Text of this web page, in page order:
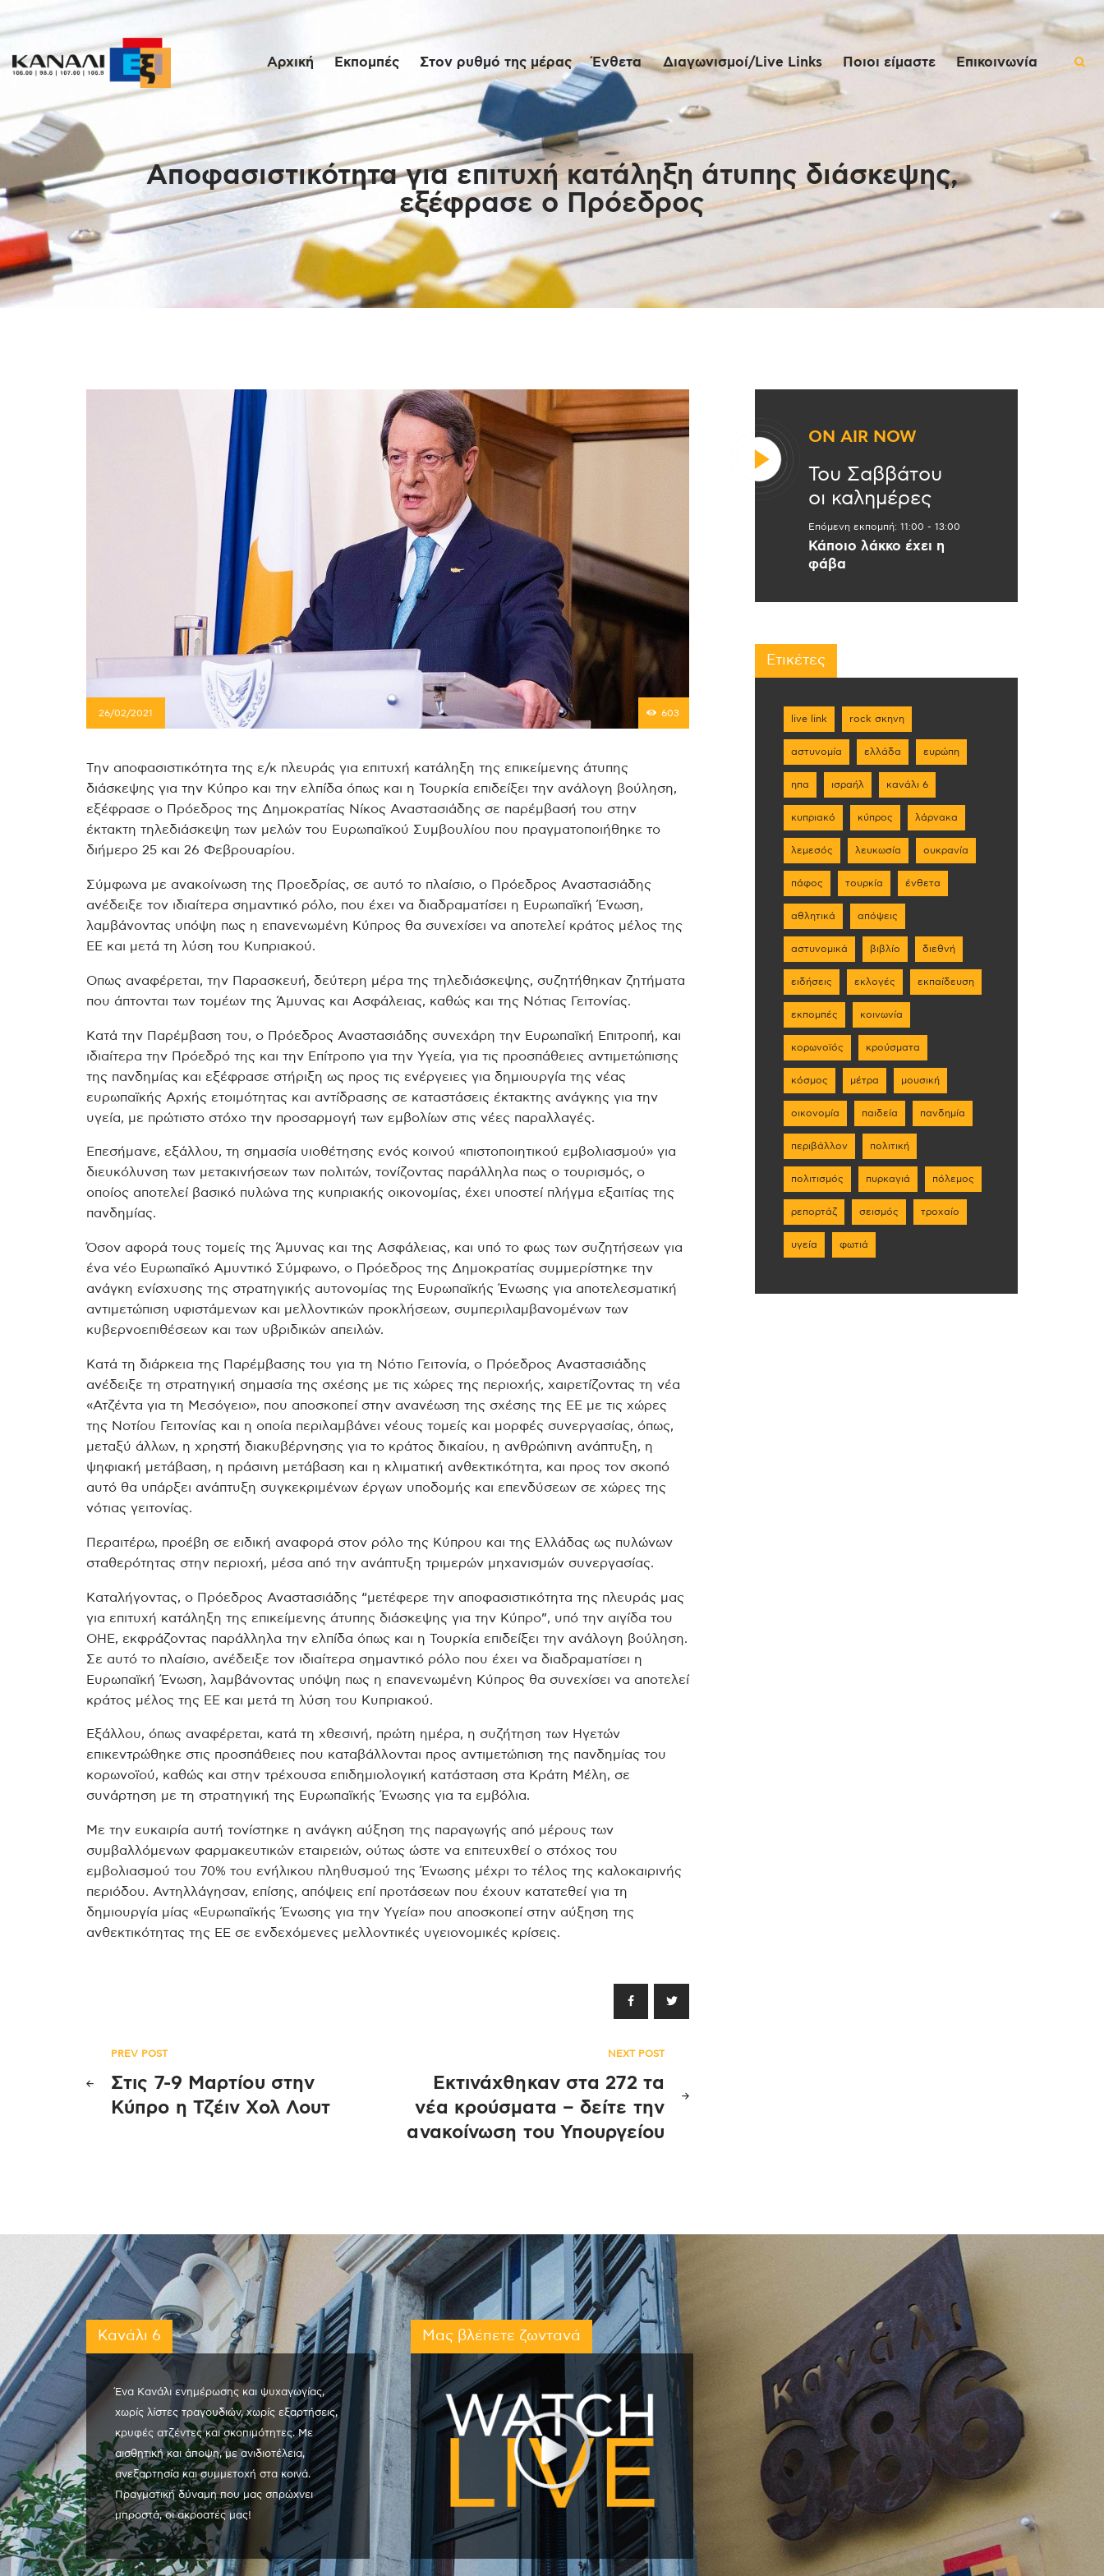
Αρχική Εκπομπές Στον ρυθμό της μέρας Ένθετα Διαγωνισμοί/Live Links Ποιοι είμαστε Επικοινωνία
Αποφασιστικότητα για επιτυχή κατάληξη άτυπης διάσκεψης,
εξέφρασε ο Πρόεδρος
Αρχική
Εκπομπές
Στον ρυθμό της
μέρας
Ένθετα
Διαγωνισμοί/Live
Links
Επικοινωνία
26/02/2021 603
Την αποφασιστικότητα της ε/κ πλευράς για επιτυχή κατάληξη της επικείμενης άτυπης
διάσκεψης για την Κύπρο και την ελπίδα όπως και η Τουρκία επιδείξει την ανάλογη βούληση,
εξέφρασε ο Πρόεδρος της Δημοκρατίας Νίκος Αναστασιάδης σε παρέμβασή του στην
έκτακτη τηλεδιάσκεψη των μελών του Ευρωπαϊκού Συμβουλίου που πραγματοποιήθηκε το
διήμερο 25 και 26 Φεβρουαρίου.
Σύμφωνα με ανακοίνωση της Προεδρίας, σε αυτό το πλαίσιο, ο Πρόεδρος Αναστασιάδης
ανέδειξε τον ιδιαίτερα σημαντικό ρόλο, που έχει να διαδραματίσει η Ευρωπαϊκή Ένωση,
λαμβάνοντας υπόψη πως η επανενωμένη Κύπρος θα συνεχίσει να αποτελεί κράτος μέλος της
ΕΕ και μετά τη λύση του Κυπριακού.
Οπως αναφέρεται, την Παρασκευή, δεύτερη μέρα της τηλεδιάσκεψης, συζητήθηκαν ζητήματα
που άπτονται των τομέων της Άμυνας και Ασφάλειας, καθώς και της Νότιας Γειτονίας.
Κατά την Παρέμβαση του, ο Πρόεδρος Αναστασιάδης συνεχάρη την Ευρωπαϊκή Επιτροπή, και
ιδιαίτερα την Πρόεδρό της και την Επίτροπο για την Υγεία, για τις προσπάθειες αντιμετώπισης
της πανδημίας και εξέφρασε στήριξη ως προς τις ενέργειες για δημιουργία της νέας
ευρωπαϊκής Αρχής ετοιμότητας και αντίδρασης σε καταστάσεις έκτακτης ανάγκης για την
υγεία, με πρώτιστο στόχο την προσαρμογή των εμβολίων στις νέες παραλλαγές.
Επεσήμανε, εξάλλου, τη σημασία υιοθέτησης ενός κοινού «πιστοποιητικού εμβολιασμού» για
διευκόλυνση των μετακινήσεων των πολιτών, τονίζοντας παράλληλα πως ο τουρισμός, ο
οποίος αποτελεί βασικό πυλώνα της κυπριακής οικονομίας, έχει υποστεί πλήγμα εξαιτίας της
πανδημίας.
Όσον αφορά τους τομείς της Άμυνας και της Ασφάλειας, και υπό το φως των συζητήσεων για
ένα νέο Ευρωπαϊκό Αμυντικό Σύμφωνο, ο Πρόεδρος της Δημοκρατίας συμμερίστηκε την
ανάγκη ενίσχυσης της στρατηγικής αυτονομίας της Ευρωπαϊκής Ένωσης για αποτελεσματική
αντιμετώπιση υφιστάμενων και μελλοντικών προκλήσεων, συμπεριλαμβανομένων των
κυβερνοεπιθέσεων και των υβριδικών απειλών.
Κατά τη διάρκεια της Παρέμβασης του για τη Νότιο Γειτονία, ο Πρόεδρος Αναστασιάδης
ανέδειξε τη στρατηγική σημασία της σχέσης με τις χώρες της περιοχής, χαιρετίζοντας τη νέα
«Ατζέντα για τη Μεσόγειο», που αποσκοπεί στην ανανέωση της σχέσης της ΕΕ με τις χώρες
της Νοτίου Γειτονίας και η οποία περιλαμβάνει νέους τομείς και μορφές συνεργασίας, όπως,
μεταξύ άλλων, η χρηστή διακυβέρνησης για το κράτος δικαίου, η ανθρώπινη ανάπτυξη, η
ψηφιακή μετάβαση, η πράσινη μετάβαση και η κλιματική ανθεκτικότητα, και προς τον σκοπό
αυτό θα υπάρξει ανάπτυξη συγκεκριμένων έργων υποδομής και επενδύσεων σε χώρες της
νότιας γειτονίας.
Περαιτέρω, προέβη σε ειδική αναφορά στον ρόλο της Κύπρου και της Ελλάδας ως πυλώνων
σταθερότητας στην περιοχή, μέσα από την ανάπτυξη τριμερών μηχανισμών συνεργασίας.
Καταλήγοντας, ο Πρόεδρος Αναστασιάδης “μετέφερε την αποφασιστικότητα της πλευράς μας
για επιτυχή κατάληξη της επικείμενης άτυπης διάσκεψης για την Κύπρο”, υπό την αιγίδα του
ΟΗΕ, εκφράζοντας παράλληλα την ελπίδα όπως και η Τουρκία επιδείξει την ανάλογη βούληση.
Σε αυτό το πλαίσιο, ανέδειξε τον ιδιαίτερα σημαντικό ρόλο που έχει να διαδραματίσει η
Ευρωπαϊκή Ένωση, λαμβάνοντας υπόψη πως η επανενωμένη Κύπρος θα συνεχίσει να αποτελεί
κράτος μέλος της ΕΕ και μετά τη λύση του Κυπριακού.
Εξάλλου, όπως αναφέρεται, κατά τη χθεσινή, πρώτη ημέρα, η συζήτηση των Ηγετών
επικεντρώθηκε στις προσπάθειες που καταβάλλονται προς αντιμετώπιση της πανδημίας του
κορωνοϊού, καθώς και στην τρέχουσα επιδημιολογική κατάσταση στα Κράτη Μέλη, σε
συνάρτηση με τη στρατηγική της Ευρωπαϊκής Ένωσης για τα εμβόλια.
Με την ευκαιρία αυτή τονίστηκε η ανάγκη αύξηση της παραγωγής από μέρους των
συμβαλλόμενων φαρμακευτικών εταιρειών, ούτως ώστε να επιτευχθεί ο στόχος του
εμβολιασμού του 70% του ενήλικου πληθυσμού της Ένωσης μέχρι το τέλος της καλοκαιρινής
περιόδου. Αντηλλάγησαν, επίσης, απόψεις επί προτάσεων που έχουν κατατεθεί για τη
δημιουργία μίας «Ευρωπαϊκής Ένωσης για την Υγεία» που αποσκοπεί στην αύξηση της
ανθεκτικότητας της ΕΕ σε ενδεχόμενες μελλοντικές υγειονομικές κρίσεις.
Πλοήγηση
άρθρων
PREV POST
Στις 7-9 Μαρτίου στην
Κύπρο η Τζέιν Χολ Λουτ
NEXT POST
Εκτινάχθηκαν στα 272 τα
νέα κρούσματα – δείτε την
ανακοίνωση του Υπουργείου
ON AIR NOW
Του Σαββάτου
οι καλημέρες
Επόμενη εκπομπή: 11:00 - 13:00
Κάποιο λάκκο έχει η
φάβα
Ετικέτες
live link rock σκηνη
αστυνομία ελλάδα ευρώπη
ηπα ισραήλ κανάλι 6
κυπριακό κύπρος λάρνακα
λεμεσός λευκωσία ουκρανία
πάφος τουρκία ένθετα
αθλητικά απόψεις
αστυνομικά βιβλίο διεθνή
ειδήσεις εκλογές εκπαίδευση
εκπομπές κοινωνία
κορωνοϊός κρούσματα
κόσμος μέτρα μουσική
οικονομία παιδεία πανδημία
περιβάλλον πολιτική
πολιτισμός πυρκαγιά πόλεμος
ρεπορτάζ σεισμός τροχαίο
υγεία φωτιά
Κανάλι 6
Ένα Κανάλι ενημέρωσης και ψυχαγωγίας,
χωρίς λίστες τραγουδιών, χωρίς εξαρτήσεις,
κρυφές ατζέντες και σκοπιμότητες. Με
αισθητική και άποψη, με ανιδιοτέλεια,
ανεξαρτησία και συμμετοχή στα κοινά.
Πραγματική δύναμη που μας σπρώχνει
μπροστά, οι ακροατές μας!
Μας βλέπετε ζωντανά